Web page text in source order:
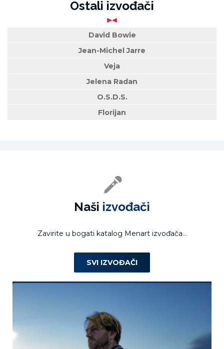
Ostali izvođači
David Bowie
Jean-Michel Jarre
Veja
Jelena Radan
O.S.D.S.
Florijan
Naši izvođači
Zavirite u bogati katalog Menart izvođača...
SVI IZVOĐAČI